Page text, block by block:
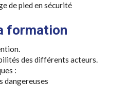
de pied en sécurité
formation
des différents acteurs.
:
dangereuses